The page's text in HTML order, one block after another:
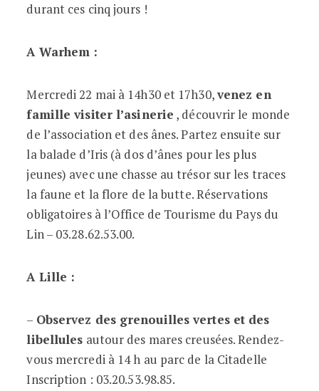
durant ces cinq jours !
A Warhem :
Mercredi 22 mai à 14h30 et 17h30,venez en
famille visiter l’asinerie , découvrir le monde
de l’association et des ânes. Partez ensuite sur
la balade d’Iris (à dos d’ânes pour les plus
jeunes) avec une chasse au trésor sur les traces
la faune et la flore de la butte. Réservations
obligatoires à l’Office de Tourisme du Pays du
Lin – 03.28.62.53.00.
A Lille :
– Observez des grenouilles vertes et des
libellules autour des mares creusées. Rendez-
vous mercredi à 14 h au parc de la Citadelle
Inscription : 03.20.53.98.85.